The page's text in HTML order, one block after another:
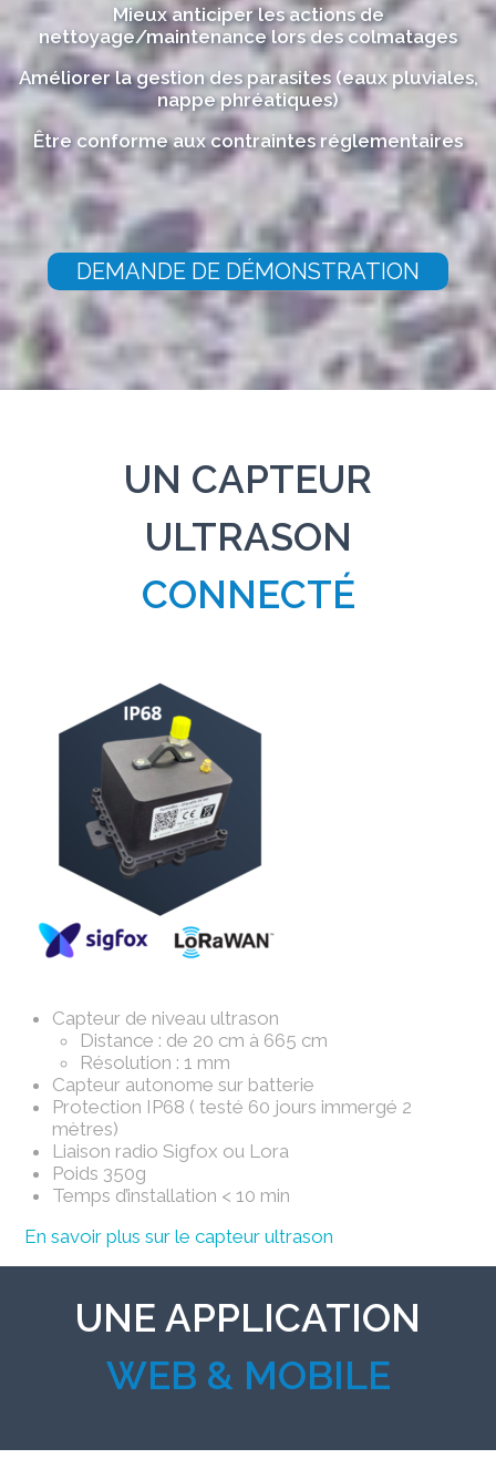
Mieux anticiper les actions de
nettoyage/maintenance lors des colmatages
Améliorer la gestion des parasites (eaux pluviales,
nappe phréatiques)
Être conforme aux contraintes réglementaires
DEMANDE DE DÉMONSTRATION
UN CAPTEUR
ULTRASON
CONNECTÉ
Capteur de niveau ultrason
Distance : de 20 cm à 665 cm
Résolution : 1 mm
Capteur autonome sur batterie
Protection IP68 ( testé 60 jours immergé 2
mètres)
Liaison radio Sigfox ou Lora
Poids 350g
Temps d’installation < 10 min
En savoir plus sur le capteur ultrason
UNE APPLICATION
WEB & MOBILE